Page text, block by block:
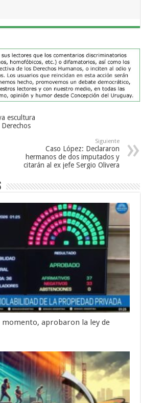
escultura
Siguiente
Caso López: Declararon
hermanos de dos imputados y
citarán al ex jefe Sergio Olivera
aprobaron la ley de